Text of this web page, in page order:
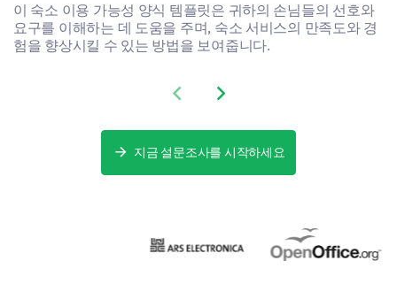
이 숙소 이용 가능성 양식 템플릿은 귀하의 손님들의 선호와
요구를 이해하는 데 도움을 주며, 숙소 서비스의 만족도와 경
험을 향상시킬 수 있는 방법을 보여줍니다.
Previous slide
Next slide
지금 설문조사를 시작하세요